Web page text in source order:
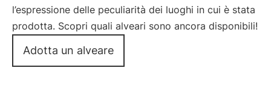
l’espressione delle peculiarità dei luoghi in cui è stata
prodotta. Scopri quali alveari sono ancora disponibili!
Adotta un alveare